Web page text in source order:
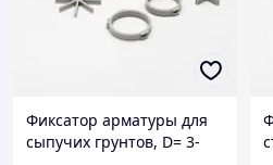
Фиксатор арматуры для
сыпучих грунтов, D= 3-